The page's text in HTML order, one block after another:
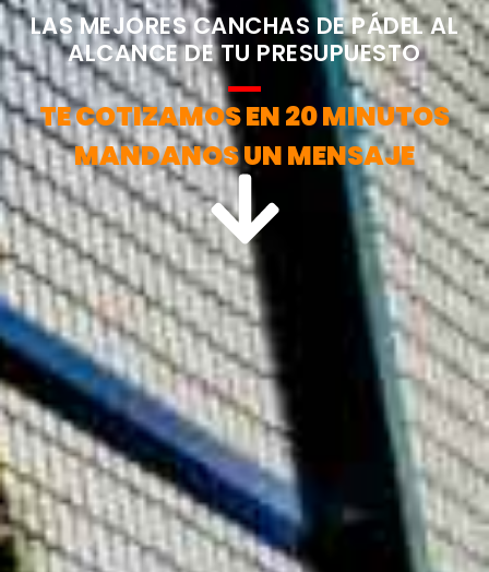
LAS MEJORES CANCHAS DE PÁDEL AL
ALCANCE DE TU PRESUPUESTO
TE COTIZAMOS EN 20 MINUTOS
MANDANOS UN MENSAJE